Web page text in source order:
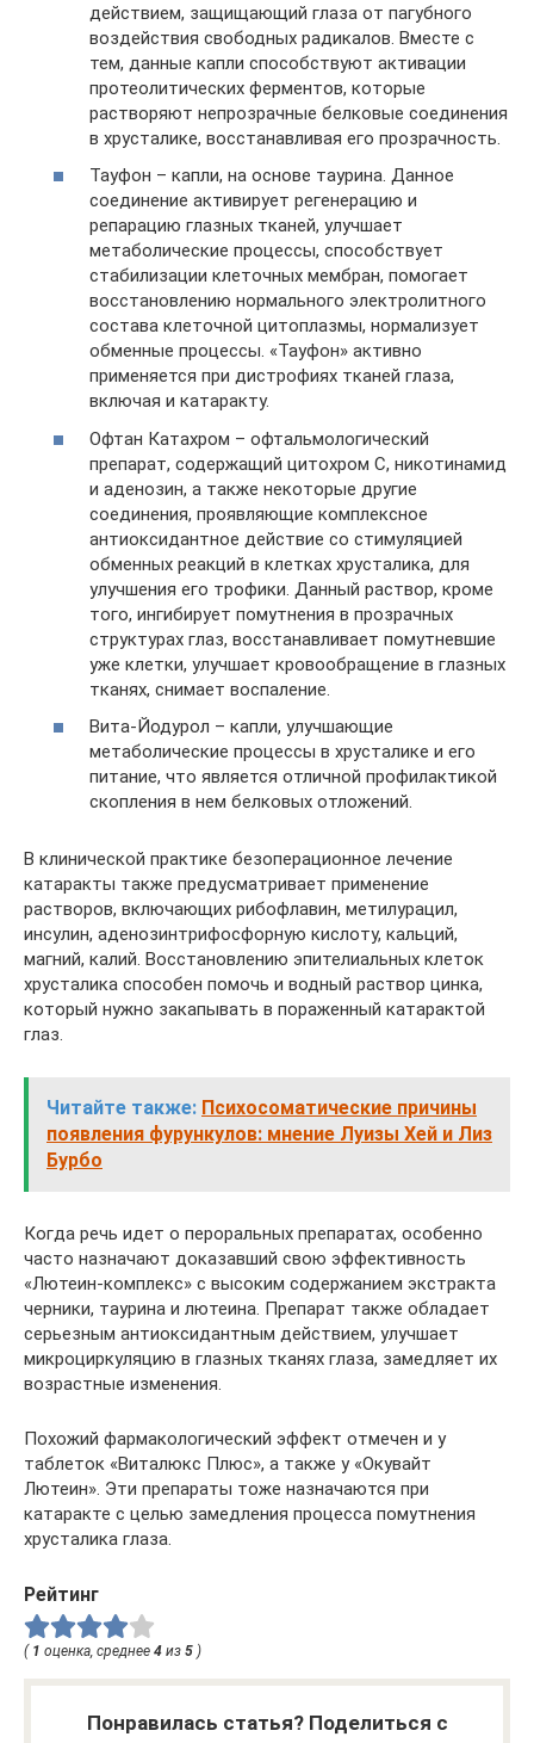
действием, защищающий глаза от пагубного
воздействия свободных радикалов. Вместе с
тем, данные капли способствуют активации
протеолитических ферментов, которые
растворяют непрозрачные белковые соединения
в хрусталике, восстанавливая его прозрачность.
Тауфон – капли, на основе таурина. Данное
соединение активирует регенерацию и
репарацию глазных тканей, улучшает
метаболические процессы, способствует
стабилизации клеточных мембран, помогает
восстановлению нормального электролитного
состава клеточной цитоплазмы, нормализует
обменные процессы. «Тауфон» активно
применяется при дистрофиях тканей глаза,
включая и катаракту.
Офтан Катахром – офтальмологический
препарат, содержащий цитохром С, никотинамид
и аденозин, а также некоторые другие
соединения, проявляющие комплексное
антиоксидантное действие со стимуляцией
обменных реакций в клетках хрусталика, для
улучшения его трофики. Данный раствор, кроме
того, ингибирует помутнения в прозрачных
структурах глаз, восстанавливает помутневшие
уже клетки, улучшает кровообращение в глазных
тканях, снимает воспаление.
Вита-Йодурол – капли, улучшающие
метаболические процессы в хрусталике и его
питание, что является отличной профилактикой
скопления в нем белковых отложений.
В клинической практике безоперационное лечение
катаракты также предусматривает применение
растворов, включающих рибофлавин, метилурацил,
инсулин, аденозинтрифосфорную кислоту, кальций,
магний, калий. Восстановлению эпителиальных клеток
хрусталика способен помочь и водный раствор цинка,
который нужно закапывать в пораженный катарактой
глаз.
Читайте также: Психосоматические причины
появления фурункулов: мнение Луизы Хей и Лиз
Бурбо
Когда речь идет о пероральных препаратах, особенно
часто назначают доказавший свою эффективность
«Лютеин-комплекс» с высоким содержанием экстракта
черники, таурина и лютеина. Препарат также обладает
серьезным антиоксидантным действием, улучшает
микроциркуляцию в глазных тканях глаза, замедляет их
возрастные изменения.
Похожий фармакологический эффект отмечен и у
таблеток «Виталюкс Плюс», а также у «Окувайт
Лютеин». Эти препараты тоже назначаются при
катаракте с целью замедления процесса помутнения
хрусталика глаза.
Рейтинг
( 1 оценка, среднее 4 из 5 )
Понравилась статья? Поделиться с